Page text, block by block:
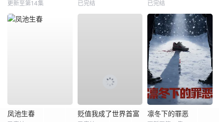
更新至第14集 已完结 已完结
凤池生春 贬值我成了世界首富 凛冬下的罪恶